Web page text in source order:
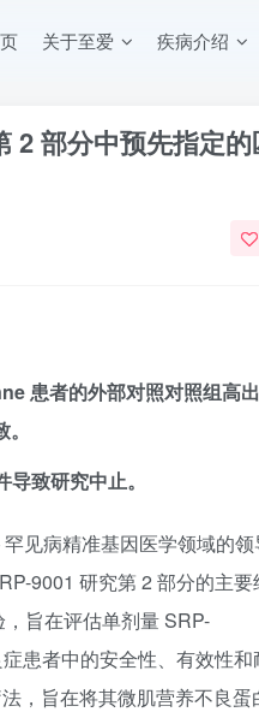
关于至爱 疾病介绍
2 部分中预先指定
患者的外部对照对照组高
致研究中止。
见病精准基因医学领域的
9001 研究第 2 部分的主
旨在评估单剂量 SRP-
患者中的安全性、有效性和
，旨在将其微肌营养不良蛋